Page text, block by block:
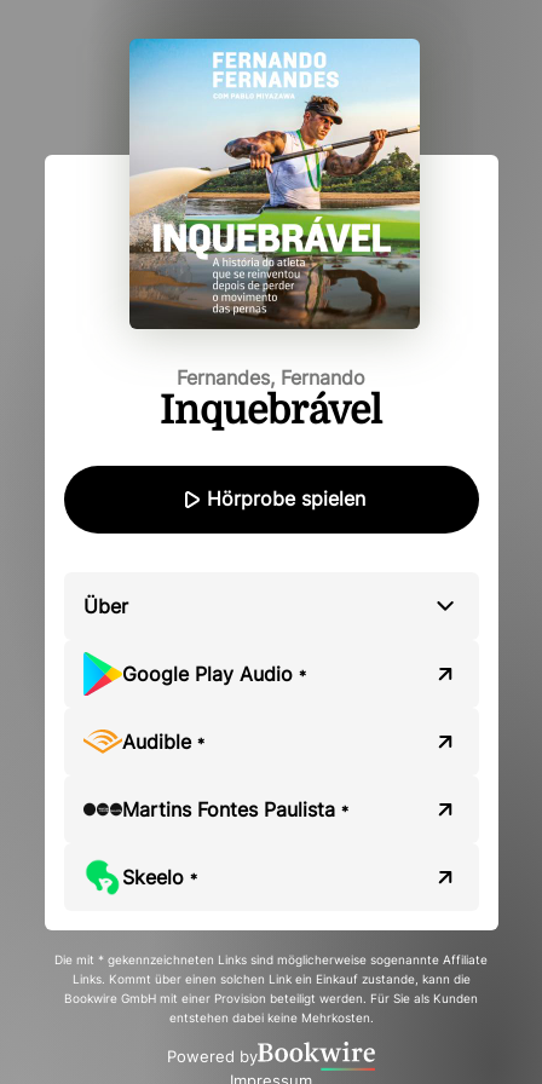
Fernandes, Fernando
Inquebrável
Hörprobe spielen
Über
Google Play Audio *
Audible *
Martins Fontes Paulista *
Skeelo *
Die mit * gekennzeichneten Links sind möglicherweise sogenannte Affiliate
Links. Kommt über einen solchen Link ein Einkauf zustande, kann die
Bookwire GmbH mit einer Provision beteiligt werden. Für Sie als Kunden
entstehen dabei keine Mehrkosten.
Powered by